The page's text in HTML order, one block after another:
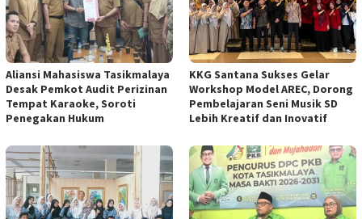
Aliansi Mahasiswa Tasikmalaya
Desak Pemkot Audit Perizinan
Tempat Karaoke, Soroti
Penegakan Hukum
KKG Santana Sukses Gelar
Workshop Model AREC, Dorong
Pembelajaran Seni Musik SD
Lebih Kreatif dan Inovatif